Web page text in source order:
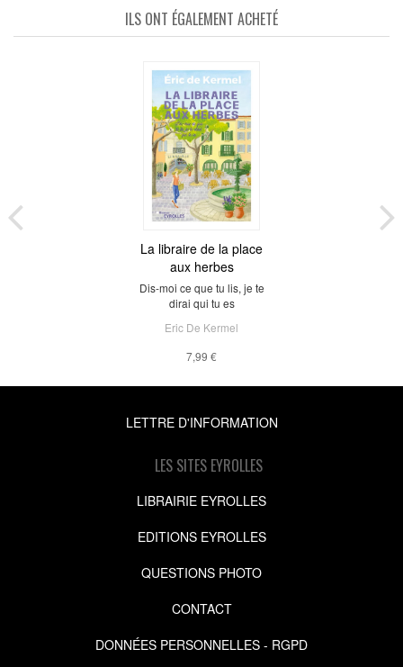
ILS ONT ÉGALEMENT ACHETÉ
La libraire de la place
aux herbes
Dis-moi ce que tu lis, je te
dirai qui tu es
Eric De Kermel
7,99 €
LETTRE D'INFORMATION
LES SITES EYROLLES
LIBRAIRIE EYROLLES
EDITIONS EYROLLES
QUESTIONS PHOTO
CONTACT
DONNÉES PERSONNELLES - RGPD